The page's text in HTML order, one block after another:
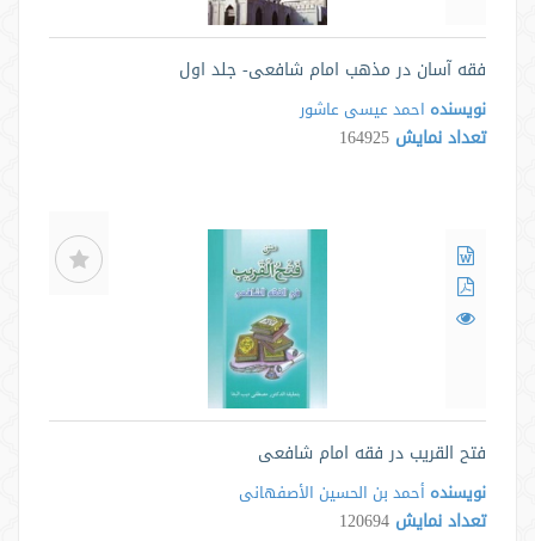
فقه آسان در مذهب امام شافعی- جلد اول
نویسنده احمد عیسی عاشور
تعداد نمایش 164925
فتح القریب در فقه امام شافعی
نویسنده أحمد بن الحسین الأصفهانی
تعداد نمایش 120694